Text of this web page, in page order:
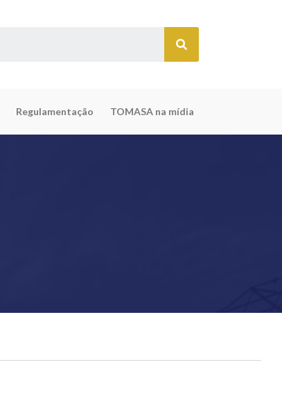
Regulamentação TOMASA na mídia